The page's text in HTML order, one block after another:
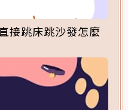
接跳床跳沙發怎麼